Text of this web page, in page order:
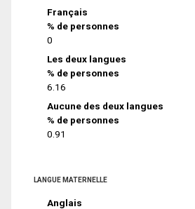
Français
% de personnes
0
Les deux langues
% de personnes
6.16
Aucune des deux langues
% de personnes
0.91
LANGUE MATERNELLE
Anglais